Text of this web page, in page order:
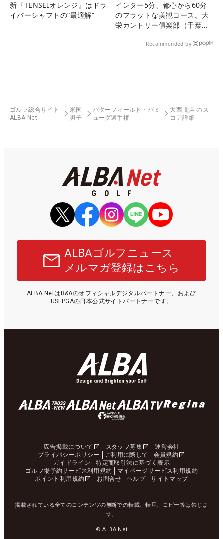
新『TENSEIオレンジ』はドラ
イバーシャフトの“最適解”
インター5分、都心から60分
のフラットな美観コース。大
栄カントリー俱楽部（千葉
Recommended by
ゴルフ総合サイト
ALBA Net
米国
男子
バターフィールド・バミ
ューダ選手権
大西 魁斗のス
コア詳細
ALBAゴルフニュース
メルマガ登録はこちら
ALBA NetはR&Aのオフィシャルデジタルパートナー、および
USLPGAの日本公式サイトパートナーです。
広告掲載について スタッフ募集
運営会社
プライバシーポリシー
ご利用に際して
会員規約
ガイドライン
特定商取引法に基づく表示
ゴルフ場予約サービス利用規約
マイページサービス利用規約
ポイント利用規約
お問合せ ヘルプ サイトマップ
掲載されている全てのコンテンツの無断での転載、転用、コピー等は禁じま
す。
© ALBA Net